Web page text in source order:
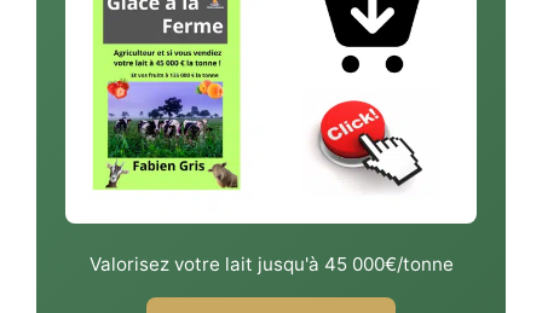
Valorisez votre lait jusqu'à 45 000€/tonne